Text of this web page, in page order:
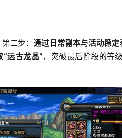
第二步：通过日常副本与活动稳定
远古龙晶”，突破最后阶段的等